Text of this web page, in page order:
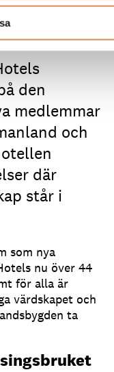
den
medlemmar
och
där
står i
som nya
nu över 44
för alla är
värdskapet och
ta